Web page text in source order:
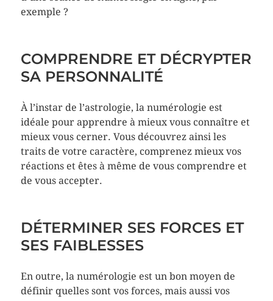
exemple ?
COMPRENDRE ET DÉCRYPTER
SA PERSONNALITÉ
À l’instar de l’astrologie, la numérologie est
idéale pour apprendre à mieux vous connaître et
mieux vous cerner. Vous découvrez ainsi les
traits de votre caractère, comprenez mieux vos
réactions et êtes à même de vous comprendre et
de vous accepter.
DÉTERMINER SES FORCES ET
SES FAIBLESSES
En outre, la numérologie est un bon moyen de
définir quelles sont vos forces, mais aussi vos